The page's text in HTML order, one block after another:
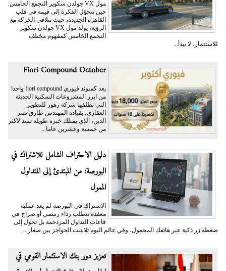
مول VX جولدن سكوير التجمع الخامس:
حين تتحوّل الفكرة إلى قيمة في قلب
القاهرة الجديدة، حيث تتلاقى الحركة مع
الرؤية، يولد مول VX جولدن سكوير
التجمع الخامس كمفهوم مختلف
للاستثمار، لا يبدأ...
Fiori Compound October
يعد كمبوند فيوري fiori compound واحدا
من ابرز المشروعات السكنية الحديثة
التي تطلقها شركة زهور للتطوير
العقاري، بقيادة المهندس طارق نصر
الدين، الذي يمتلك خبرة طويلة تمتد لاكثر
من خمسة وعشرين عاما...
دليل الاحتراف الشامل للاشتراك في
البورصة: من المبتدئ إلى المتداول
الممول
الاشتراك في البورصة لم يعد عملية
معقدة تتطلب رداء رسمي أو صراخ في
قاعات التداول المزدحمة بل تحول إلى
ضغطة زر ذكية عبر هاتفك المحمول، وفي عالم اليوم تلاشت الحواجز بين صغار...
تعزيز دور بنك الاستثمار القومي في